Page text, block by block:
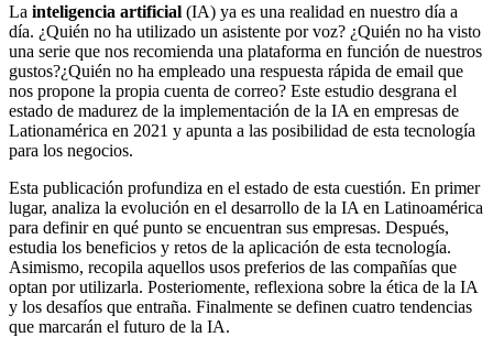
La inteligencia artificial (IA) ya es una realidad en nuestro día a
día. ¿Quién no ha utilizado un asistente por voz? ¿Quién no ha visto
una serie que nos recomienda una plataforma en función de nuestros
gustos?¿Quién no ha empleado una respuesta rápida de email que
nos propone la propia cuenta de correo? Este estudio desgrana el
estado de madurez de la implementación de la IA en empresas de
Lationamérica en 2021 y apunta a las posibilidad de esta tecnología
para los negocios.
Esta publicación profundiza en el estado de esta cuestión. En primer
lugar, analiza la evolución en el desarrollo de la IA en Latinoamérica
para definir en qué punto se encuentran sus empresas. Después,
estudia los beneficios y retos de la aplicación de esta tecnología.
Asimismo, recopila aquellos usos preferios de las compañías que
optan por utilizarla. Posteriomente, reflexiona sobre la ética de la IA
y los desafíos que entraña. Finalmente se definen cuatro tendencias
que marcarán el futuro de la IA.